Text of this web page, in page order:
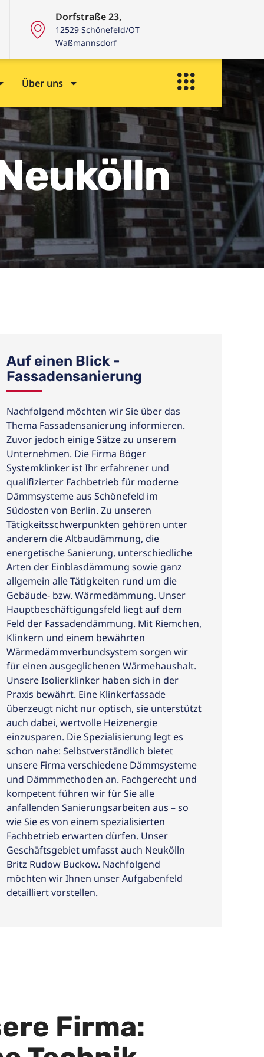
Dorfstraße 23,
12529 Schönefeld/OT
Waßmannsdorf
Über uns
Auf einen Blick -
Fassadensanierung
Nachfolgend möchten wir Sie über das
Thema Fassadensanierung informieren.
Zuvor jedoch einige Sätze zu unserem
Unternehmen. Die Firma Böger
Systemklinker ist Ihr erfahrener und
qualifizierter Fachbetrieb für moderne
Dämmsysteme aus Schönefeld im
Südosten von Berlin. Zu unseren
Tätigkeitsschwerpunkten gehören unter
anderem die Altbaudämmung, die
energetische Sanierung, unterschiedliche
Arten der Einblasdämmung sowie ganz
allgemein alle Tätigkeiten rund um die
Gebäude- bzw. Wärmedämmung. Unser
Hauptbeschäftigungsfeld liegt auf dem
Feld der Fassadendämmung. Mit Riemchen,
Klinkern und einem bewährten
Wärmedämmverbundsystem sorgen wir
für einen ausgeglichenen Wärmehaushalt.
Unsere Isolierklinker haben sich in der
Praxis bewährt. Eine Klinkerfassade
überzeugt nicht nur optisch, sie unterstützt
auch dabei, wertvolle Heizenergie
einzusparen. Die Spezialisierung legt es
schon nahe: Selbstverständlich bietet
unsere Firma verschiedene Dämmsysteme
und Dämmmethoden an. Fachgerecht und
kompetent führen wir für Sie alle
anfallenden Sanierungsarbeiten aus – so
wie Sie es von einem spezialisierten
Fachbetrieb erwarten dürfen. Unser
Geschäftsgebiet umfasst auch Neukölln
Britz Rudow Buckow. Nachfolgend
möchten wir Ihnen unser Aufgabenfeld
detailliert vorstellen.
Firma: